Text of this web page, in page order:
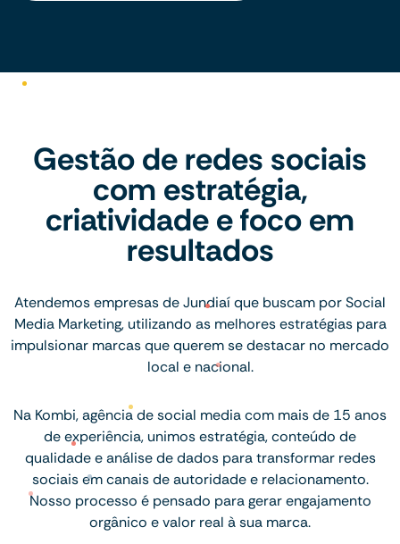
Gestão de redes sociais
com estratégia,
criatividade e foco em
resultados
Atendemos empresas de Jundiaí que buscam por Social
Media Marketing, utilizando as melhores estratégias para
impulsionar marcas que querem se destacar no mercado
local e nacional.
Na Kombi, agência de social media com mais de 15 anos
de experiência, unimos estratégia, conteúdo de
qualidade e análise de dados para transformar redes
sociais em canais de autoridade e relacionamento.
Nosso processo é pensado para gerar engajamento
orgânico e valor real à sua marca.